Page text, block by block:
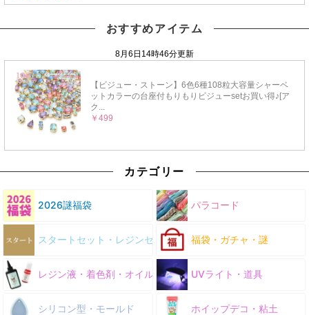
おすすめアイテム
カテゴリー
2026謎福袋 パラコード
スタートセット・レジンセット 福袋・ガチャ・謎
レジン液・着色剤・オイル UVライト・道具
シリコン型・モールド ホイップデコ・粘土